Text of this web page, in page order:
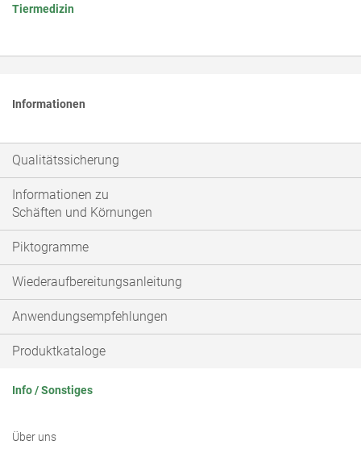
Tiermedizin
Informationen
Qualitätssicherung
Informationen zu
Schäften und Körnungen
Piktogramme
Wiederaufbereitungsanleitung
Anwendungsempfehlungen
Produktkataloge
Info / Sonstiges
Über uns